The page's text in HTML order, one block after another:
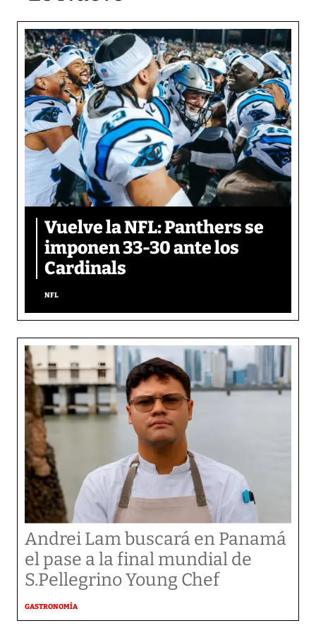
Vuelve la NFL: Panthers se
imponen 33-30 ante los
Cardinals
NFL
Andrei Lam buscará en Panamá
el pase a la final mundial de
S.Pellegrino Young Chef
GASTRONOMÍA